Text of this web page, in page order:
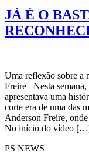
JÁ É O
Uma reflexão sobre a
Freire Nesta semana,
apresentava uma
corte era de uma das
Anderson Freire,
No início do vídeo
PS NEWS